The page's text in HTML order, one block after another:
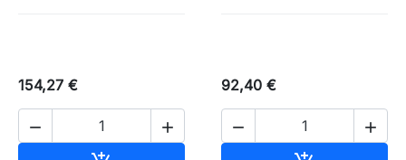
154,27 €
 
92,40 €
 